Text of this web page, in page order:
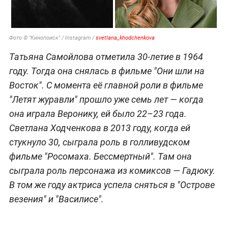
Фото © "Кинопоиск" / Instagram /svetlana_khodchenkova
Татьяна Самойлова отметила 30-летие в 1964
году. Тогда она снялась в фильме "Они шли на
Восток". С момента её главной роли в фильме
"Летят журавли" прошло уже семь лет — когда
она играла Веронику, ей было 22–23 года.
Светлана Ходченкова в 2013 году, когда ей
стукнуло 30, сыграла роль в голливудском
фильме "Росомаха. Бессмертный". Там она
сыграла роль персонажа из комиксов — Гадюку.
В том же году актриса успела сняться в "Острове
везения" и "Василисе".